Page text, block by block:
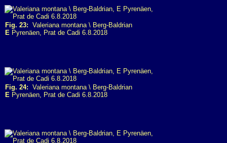
Fig. 23: Valeriana montana \ Berg-Baldrian
E Pyrenäen, Prat de Cadi 6.8.2018
Fig. 24: Valeriana montana \ Berg-Baldrian
E Pyrenäen, Prat de Cadi 6.8.2018